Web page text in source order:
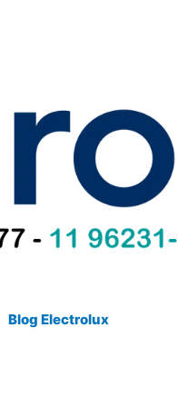
Blog Electrolux